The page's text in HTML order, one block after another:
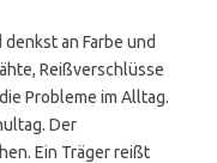
an Farbe und
Reißverschlüsse
Probleme im Alltag.
Der
Ein Träger reißt